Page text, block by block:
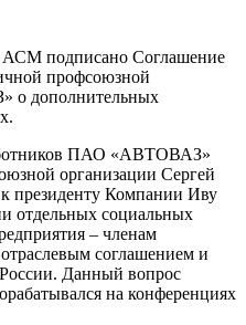
АСМ подписано Соглашение
профсоюзной
о дополнительных
ПАО «АВТОВАЗ»
организации Сергей
президенту Компании Иву
отдельных социальных
– членам
соглашением и
Данный вопрос
на конференциях